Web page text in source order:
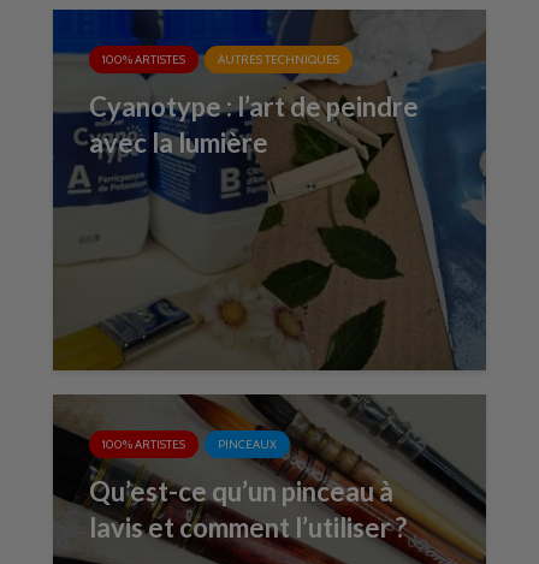
100% ARTISTES AUTRES TECHNIQUES
Cyanotype : l’art de peindre
avec la lumière
100% ARTISTES PINCEAUX
Qu’est-ce qu’un pinceau à
lavis et comment l’utiliser ?